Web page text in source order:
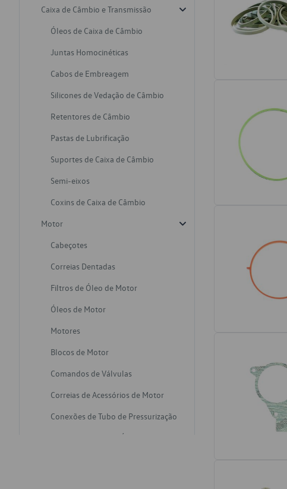
Caixa de Câmbio e Transmissão
Óleos de Caixa de Câmbio
Juntas Homocinéticas
Cabos de Embreagem
Silicones de Vedação de Câmbio
Retentores de Câmbio
Pastas de Lubrificação
Suportes de Caixa de Câmbio
Semi-eixos
Coxins de Caixa de Câmbio
Motor
Cabeçotes
Correias Dentadas
Filtros de Óleo de Motor
Óleos de Motor
Motores
Blocos de Motor
Comandos de Válvulas
Correias de Acessórios de Motor
Conexões de Tubo de Pressurização
Varetas de Nivel de Óleo